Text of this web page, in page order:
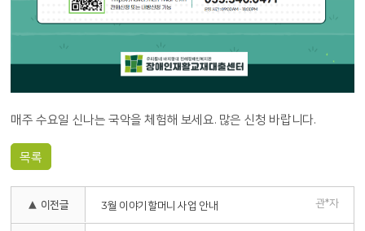
매주 수요일 신나는 국악을 체험해 보세요. 많은 신청 바랍니다.
목록
▲ 이전글 3월 이야기할머니 사업 안내 관*자